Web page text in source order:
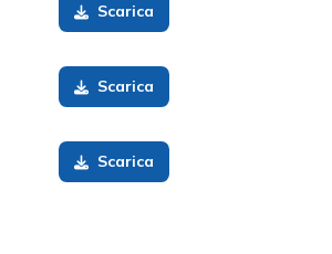
Scarica
Scarica
Scarica